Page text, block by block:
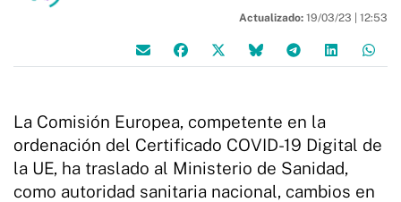
Actualizado: 19/03/23 | 12:53
La Comisión Europea, competente en la
ordenación del Certificado COVID-19 Digital de
la UE, ha traslado al Ministerio de Sanidad,
como autoridad sanitaria nacional, cambios en